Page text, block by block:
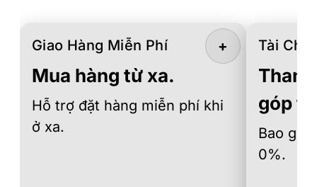
Giao Hàng Miễn Phí
Mua hàng từ xa.
Hỗ trợ đặt hàng miễn phí khi
ở xa.
+ Tài
góp
Bao
0%.